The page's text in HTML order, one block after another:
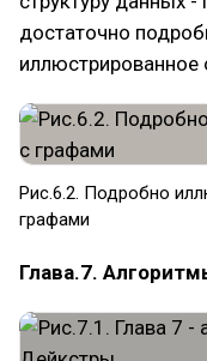
достаточно
иллюстрированное
Рис.6.2. Подробно
графами
Глава.7.